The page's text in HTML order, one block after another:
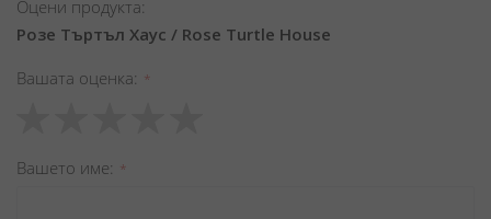
Оцени продукта:
Розе Търтъл Хаус / Rose Turtle House
Вашата оценка
star
stars
stars
stars
stars
Вашето име